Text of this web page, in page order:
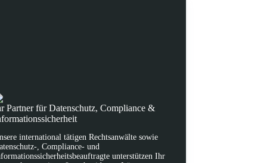
Partner für Datenschutz, Compliance &
international tätigen Rechtsanwälte sowie
, Compliance- und
unterstützen Ihr